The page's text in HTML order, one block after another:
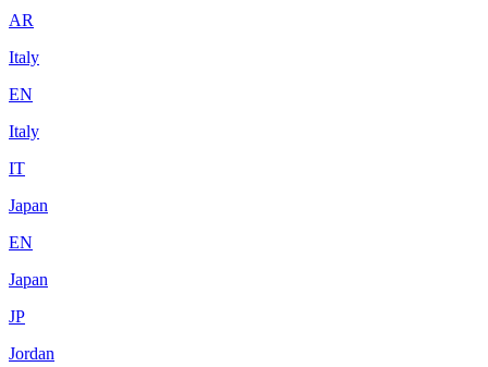
AR
Italy
EN
Italy
IT
Japan
EN
Japan
JP
Jordan